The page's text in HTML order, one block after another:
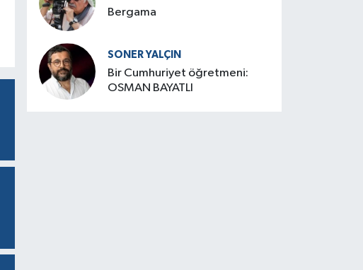
Bergama
SONER YALÇIN
Bir Cumhuriyet öğretmeni:
OSMAN BAYATLI